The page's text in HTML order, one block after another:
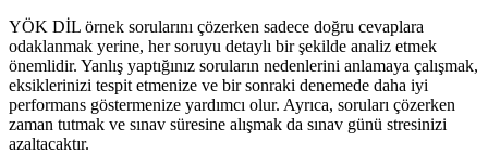
YÖK DİL örnek sorularını çözerken sadece doğru cevaplara
odaklanmak yerine, her soruyu detaylı bir şekilde analiz etmek
önemlidir. Yanlış yaptığınız soruların nedenlerini anlamaya çalışmak,
eksiklerinizi tespit etmenize ve bir sonraki denemede daha iyi
performans göstermenize yardımcı olur. Ayrıca, soruları çözerken
zaman tutmak ve sınav süresine alışmak da sınav günü stresinizi
azaltacaktır.